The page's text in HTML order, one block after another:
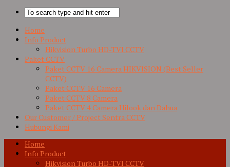
Home
Info Product
Hikvision Turbo HD-TVI CCTV
Paket CCTV
Paket CCTV 16 Camera HIKVISION (Best Seller
CCTV)
Paket CCTV 16 Camera
Paket CCTV 8 Camera
Paket CCTV 4 Camera Hilook dan Dahua
Our Customer / Project Sentra CCTV
Hubungi Kami
Home
Info Product
Hikvision Turbo HD-TVI CCTV